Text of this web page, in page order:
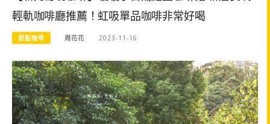
輕軌咖啡廳推薦！虹吸單品咖啡非常好喝
甜點咖啡 周花花 2023-11-16